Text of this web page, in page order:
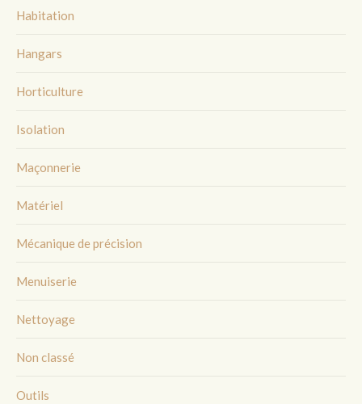
Habitation
Hangars
Horticulture
Isolation
Maçonnerie
Matériel
Mécanique de précision
Menuiserie
Nettoyage
Non classé
Outils